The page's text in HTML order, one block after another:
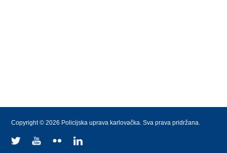
Copyright © 2026 Policijska uprava karlovačka. Sva prava pridržana.